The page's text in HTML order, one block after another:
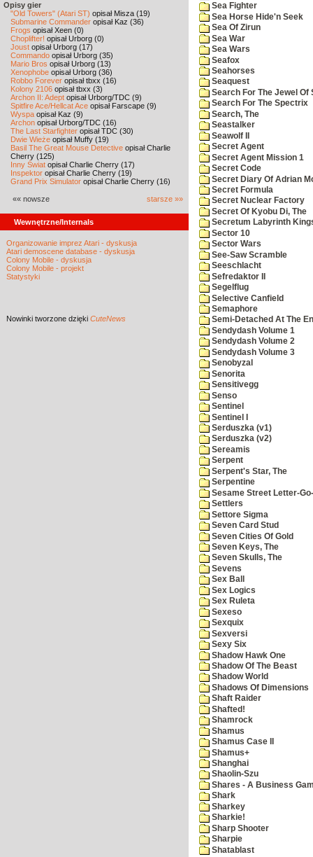
Opisy gier
"Old Towers" (Atari ST) opisał Misza (19)
Submarine Commander opisał Kaz (36)
Frogs opisał Xeen (0)
Choplifter! opisał Urborg (0)
Joust opisał Urborg (17)
Commando opisał Urborg (35)
Mario Bros opisał Urborg (13)
Xenophobe opisał Urborg (36)
Robbo Forever opisał tbxx (16)
Kolony 2106 opisał tbxx (3)
Archon II: Adept opisał Urborg/TDC (9)
Spitfire Ace/Hellcat Ace opisał Farscape (9)
Wyspa opisał Kaz (9)
Archon opisał Urborg/TDC (16)
The Last Starfighter opisał TDC (30)
Dwie Wieże opisał Muffy (19)
Basil The Great Mouse Detective opisał Charlie
Cherry (125)
Inny Świat opisał Charlie Cherry (17)
Inspektor opisał Charlie Cherry (19)
Grand Prix Simulator opisał Charlie Cherry (16)
«« nowsze starsze »»
Wewnętrzne/Internals
Organizowanie imprez Atari - dyskusja
Atari demoscene database - dyskusja
Colony Mobile - dyskusja
Colony Mobile - projekt
Statystyki
Nowinki tworzone dzięki CuteNews
Sea Fighter
Sea Horse Hide'n Seek
Sea Of Zirun
Sea War
Sea Wars
Seafox
Seahorses
Seaquest
Search For The Jewel Of
Search For The Spectrix
Search, The
Seastalker
Seawolf II
Secret Agent
Secret Agent Mission 1
Secret Code
Secret Diary Of Adrian
Secret Formula
Secret Nuclear Factory
Secret Of Kyobu Di, The
Secretum Labyrinth
Sector 10
Sector Wars
See-Saw Scramble
Seeschlacht
Sefredaktor II
Segelflug
Selective Canfield
Semaphore
Semi-Detached At The
Sendydash Volume 1
Sendydash Volume 2
Sendydash Volume 3
Senobyzal
Senorita
Sensitivegg
Senso
Sentinel
Sentinel I
Serduszka (v1)
Serduszka (v2)
Sereamis
Serpent
Serpent's Star, The
Serpentine
Sesame Street Letter-
Settlers
Settore Sigma
Seven Card Stud
Seven Cities Of Gold
Seven Keys, The
Seven Skulls, The
Sevens
Sex Ball
Sex Logics
Sex Ruleta
Sexeso
Sexquix
Sexversi
Sexy Six
Shadow Hawk One
Shadow Of The Beast
Shadow World
Shadows Of Dimensions
Shaft Raider
Shafted!
Shamrock
Shamus
Shamus Case II
Shamus+
Shanghai
Shaolin-Szu
Shares - A Business
Shark
Sharkey
Sharkie!
Sharp Shooter
Sharpie
Shatablast